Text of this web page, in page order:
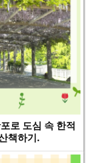
로 도심 속 한적
책하기.